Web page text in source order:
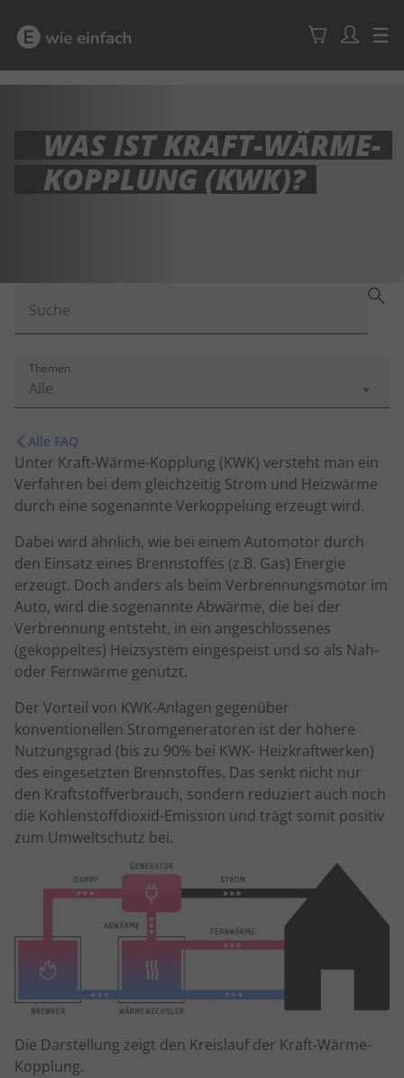
WAS IST KRAFT-WÄRME-
KOPPLUNG (KWK)?
Suche
Alle
Themen
Alle FAQ
Unter Kraft-Wärme-Kopplung (KWK) versteht man ein
Verfahren bei dem gleichzeitig Strom und Heizwärme
durch eine sogenannte Verkoppelung erzeugt wird.
Dabei wird ähnlich, wie bei einem Automotor durch
den Einsatz eines Brennstoffes (z.B. Gas) Energie
erzeugt. Doch anders als beim Verbrennungsmotor im
Auto, wird die sogenannte Abwärme, die bei der
Verbrennung entsteht, in ein angeschlossenes
(gekoppeltes) Heizsystem eingespeist und so als Nah-
oder Fernwärme genutzt.
Der Vorteil von KWK-Anlagen gegenüber
konventionellen Stromgeneratoren ist der höhere
Nutzungsgrad (bis zu 90% bei KWK- Heizkraftwerken)
des eingesetzten Brennstoffes. Das senkt nicht nur
den Kraftstoffverbrauch, sondern reduziert auch noch
die Kohlenstoffdioxid-Emission und trägt somit positiv
zum Umweltschutz bei.
Die Darstellung zeigt den Kreislauf der Kraft-Wärme-
Kopplung.